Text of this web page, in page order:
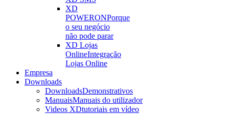
XD
POWERONPorque
o seu negócio
não pode parar
XD Lojas
OnlineIntegração
Lojas Online
Empresa
Downloads
DownloadsDemonstrativos
ManuaisManuais do utilizador
Videos XDtutoriais em vídeo